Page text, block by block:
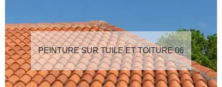
PEINTURE SUR TUILE ET TOITURE 06